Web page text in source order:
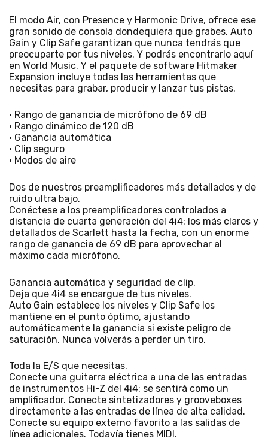
El modo Air, con Presence y Harmonic Drive, ofrece ese
gran sonido de consola dondequiera que grabes. Auto
Gain y Clip Safe garantizan que nunca tendrás que
preocuparte por tus niveles. Y podrás encontrarlo aquí
en World Music. Y el paquete de software Hitmaker
Expansion incluye todas las herramientas que
necesitas para grabar, producir y lanzar tus pistas.
• Rango de ganancia de micrófono de 69 dB
• Rango dinámico de 120 dB
• Ganancia automática
• Clip seguro
• Modos de aire
Dos de nuestros preamplificadores más detallados y de
ruido ultra bajo.
Conéctese a los preamplificadores controlados a
distancia de cuarta generación del 4i4: los más claros y
detallados de Scarlett hasta la fecha, con un enorme
rango de ganancia de 69 dB para aprovechar al
máximo cada micrófono.
Ganancia automática y seguridad de clip.
Deja que 4i4 se encargue de tus niveles.
Auto Gain establece los niveles y Clip Safe los
mantiene en el punto óptimo, ajustando
automáticamente la ganancia si existe peligro de
saturación. Nunca volverás a perder un tiro.
Toda la E/S que necesitas.
Conecte una guitarra eléctrica a una de las entradas
de instrumentos Hi-Z del 4i4: se sentirá como un
amplificador. Conecte sintetizadores y grooveboxes
directamente a las entradas de línea de alta calidad.
Conecte su equipo externo favorito a las salidas de
línea adicionales. Todavía tienes MIDI.